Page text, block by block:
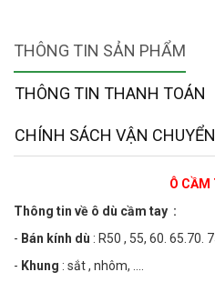
THÔNG TIN SẢN PHẨM
THÔNG TIN THANH TOÁN
CHÍNH SÁCH VẬN CHUYỂN
Ô CẦM
Thông tin về ô dù cầm tay :
- Bán kính dù : R50 , 55, 60. 65.70. 75
- Khung : sắt , nhôm, ....